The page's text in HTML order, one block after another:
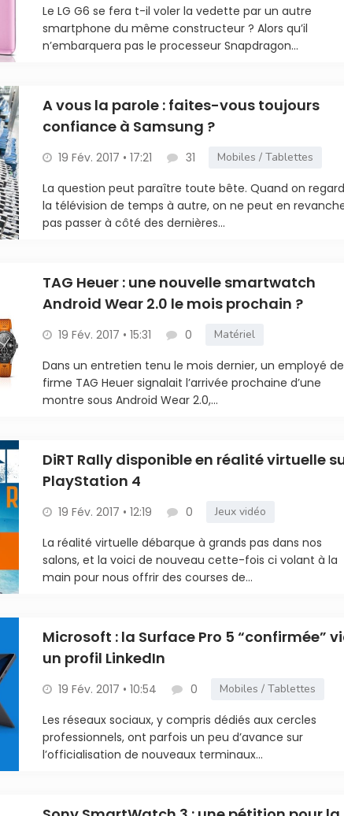
Le LG G6 se fera t-il voler la vedette par un autre
smartphone du même constructeur ? Alors qu’il
n’embarquera pas le processeur Snapdragon...
A vous la parole : faites-vous toujours
confiance à Samsung ?
19 Fév. 2017 • 17:21 31 Mobiles / Tablettes
La question peut paraître toute bête. Quand on
la télévision de temps à autre, on ne peut en
pas passer à côté des dernières...
TAG Heuer : une nouvelle smartwatch
Android Wear 2.0 le mois prochain ?
19 Fév. 2017 • 15:31 0 Matériel
Dans un entretien tenu le mois dernier, un employé
firme TAG Heuer signalait l’arrivée prochaine d’une
montre sous Android Wear 2.0,...
DiRT Rally disponible en réalité virtuelle
PlayStation 4
19 Fév. 2017 • 12:19 0 Jeux vidéo
La réalité virtuelle débarque à grands pas dans nos
salons, et la voici de nouveau cette-fois ci volant à la
main pour nous offrir des courses de...
Microsoft : la Surface Pro 5 “confirmée”
un profil LinkedIn
19 Fév. 2017 • 10:54 0 Mobiles / Tablettes
Les réseaux sociaux, y compris dédiés aux cercles
professionnels, ont parfois un peu d’avance sur
l’officialisation de nouveaux terminaux...